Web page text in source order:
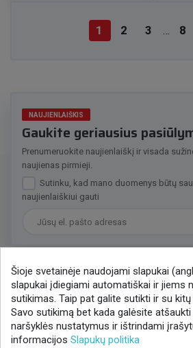
1 2 3 … 8
NAUJIENLAIŠKIS
Gaukite geriausius
Prenumeruokite naujienlaiškį ir visada
naujienas pirmieji.
Sutinku, kad mano duomenys būtų
naujienlaiškiui gauti
Susisiekime
+370 37 405401
lytagra@lytagra.lt
Šioje svetainėje naudojami slapukai
slapukai įdiegiami automatiškai ir jiems
sutikimas. Taip pat galite sutikti ir su
Savo sutikimą bet kada galėsite
naršyklės nustatymus ir ištrindami
informacijos Slapukų politika